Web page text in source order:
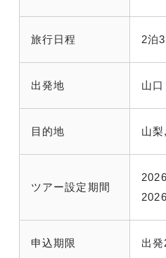
旅行日程 2泊
出発地 山口
目的地 山
ツアー設定期間
申込期限 出